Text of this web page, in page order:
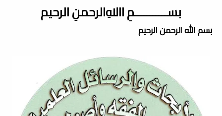
بســـــــــــمِ اﷲِالرحمنِ الرحيم
بسم الله الرحمن الرحيم